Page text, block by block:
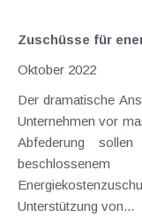
Zuschüsse für
Oktober 2022
Der dramatische
Unternehmen vor
Abfederung
Unterstützung von...